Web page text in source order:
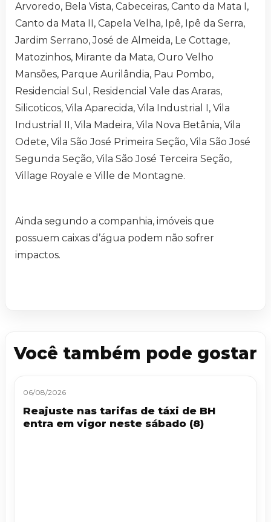
Arvoredo, Bela Vista, Cabeceiras, Canto da Mata I,
Canto da Mata II, Capela Velha, Ipê, Ipê da Serra,
Jardim Serrano, José de Almeida, Le Cottage,
Matozinhos, Mirante da Mata, Ouro Velho
Mansões, Parque Aurilândia, Pau Pombo,
Residencial Sul, Residencial Vale das Araras,
Silicoticos, Vila Aparecida, Vila Industrial I, Vila
Industrial II, Vila Madeira, Vila Nova Betânia, Vila
Odete, Vila São José Primeira Seção, Vila São José
Segunda Seção, Vila São José Terceira Seção,
Village Royale e Ville de Montagne.
Ainda segundo a companhia, imóveis que
possuem caixas d’água podem não sofrer
impactos.
Você também pode gostar
06/08/2026
Reajuste nas tarifas de táxi de BH
entra em vigor neste sábado (8)